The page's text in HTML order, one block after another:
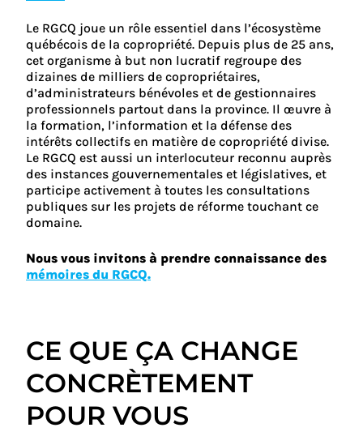
Le RGCQ joue un rôle essentiel dans l’écosystème
québécois de la copropriété. Depuis plus de 25 ans,
cet organisme à but non lucratif regroupe des
dizaines de milliers de copropriétaires,
d’administrateurs bénévoles et de gestionnaires
professionnels partout dans la province. Il œuvre à
la formation, l’information et la défense des
intérêts collectifs en matière de copropriété divise.
Le RGCQ est aussi un interlocuteur reconnu auprès
des instances gouvernementales et législatives, et
participe activement à toutes les consultations
publiques sur les projets de réforme touchant ce
domaine.
Nous vous invitons à prendre connaissance des
mémoires du RGCQ.
CE QUE ÇA CHANGE
CONCRÈTEMENT
POUR VOUS